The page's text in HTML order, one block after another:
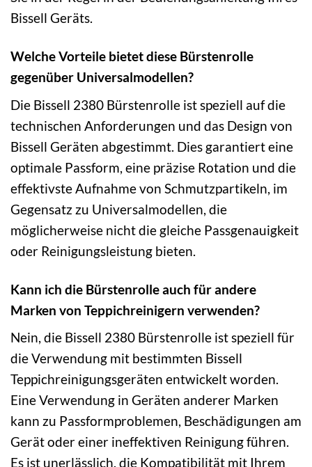
Bissell Geräts.
Welche Vorteile bietet diese Bürstenrolle
gegenüber Universalmodellen?
Die Bissell 2380 Bürstenrolle ist speziell auf die
technischen Anforderungen und das Design von
Bissell Geräten abgestimmt. Dies garantiert eine
optimale Passform, eine präzise Rotation und die
effektivste Aufnahme von Schmutzpartikeln, im
Gegensatz zu Universalmodellen, die
möglicherweise nicht die gleiche Passgenauigkeit
oder Reinigungsleistung bieten.
Kann ich die Bürstenrolle auch für andere
Marken von Teppichreinigern verwenden?
Nein, die Bissell 2380 Bürstenrolle ist speziell für
die Verwendung mit bestimmten Bissell
Teppichreinigungsgeräten entwickelt worden.
Eine Verwendung in Geräten anderer Marken
kann zu Passformproblemen, Beschädigungen am
Gerät oder einer ineffektiven Reinigung führen.
Es ist unerlässlich, die Kompatibilität mit Ihrem